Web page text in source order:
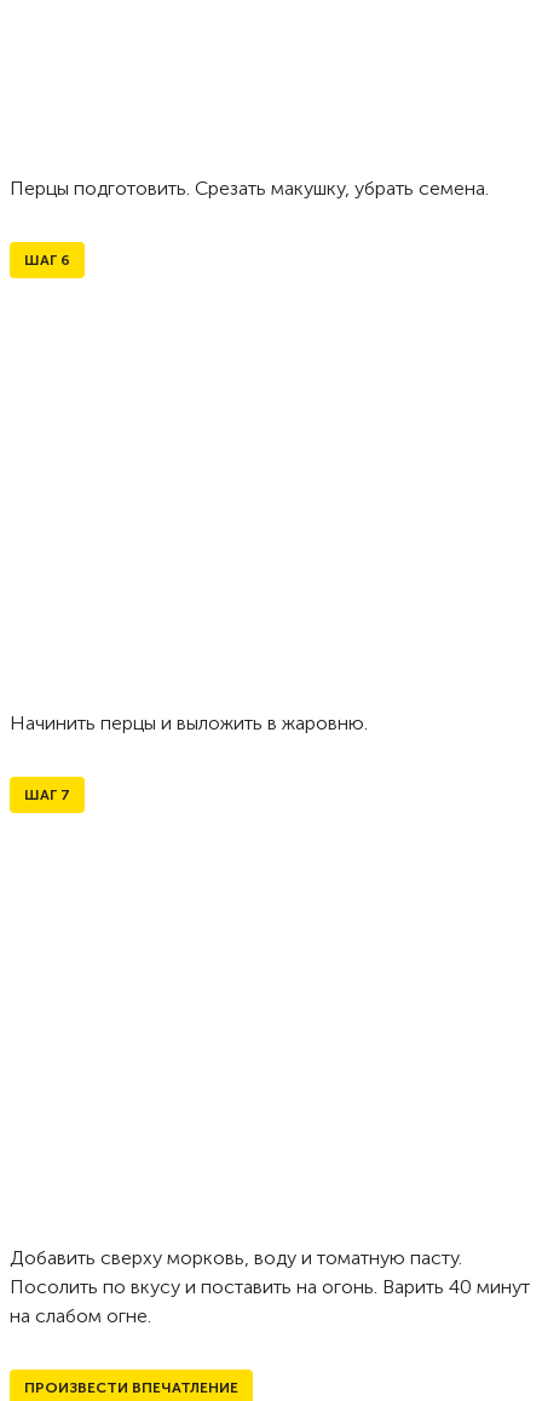
Перцы подготовить. Срезать макушку, убрать семена.
ШАГ 6
Начинить перцы и выложить в жаровню.
ШАГ 7
Добавить сверху морковь, воду и томатную пасту.
Посолить по вкусу и поставить на огонь. Варить 40 минут
на слабом огне.
ПРОИЗВЕСТИ ВПЕЧАТЛЕНИЕ